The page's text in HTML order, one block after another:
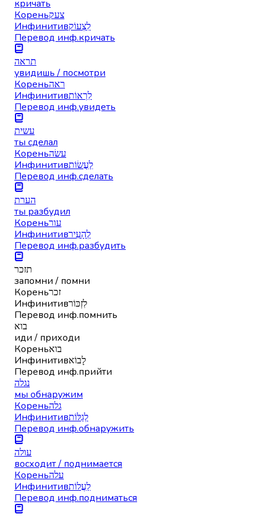
кричать
Кореньצעק
Инфинитивלִצְעוֹק
Перевод инф.кричать
תראה
увидишь / посмотри
Кореньראה
Инфинитивלִרְאוֹת
Перевод инф.увидеть
עשית
ты сделал
Кореньעשׂה
Инфинитивלַעֲשׂוֹת
Перевод инф.сделать
הערת
ты разбудил
Кореньעור
Инфинитивלְהָעִיר
Перевод инф.разбудить
תזכר
запомни / помни
Кореньזכר
Инфинитивלִזְכּוֹר
Перевод инф.помнить
בוא
иди / приходи
Кореньבוא
Инфинитивלָבוֹא
Перевод инф.прийти
נגלה
мы обнаружим
Кореньגלה
Инфинитивלְגַלּוֹת
Перевод инф.обнаружить
עולה
восходит / поднимается
Кореньעלה
Инфинитивלַעֲלוֹת
Перевод инф.подниматься